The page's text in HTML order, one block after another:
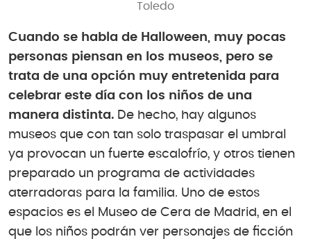
Toledo
Cuando se habla de Halloween, muy pocas
personas piensan en los museos, pero se
trata de una opción muy entretenida para
celebrar este día con los niños de una
manera distinta. De hecho, hay algunos
museos que con tan solo traspasar el umbral
ya provocan un fuerte escalofrío, y otros tienen
preparado un programa de actividades
aterradoras para la familia. Uno de estos
espacios es el Museo de Cera de Madrid, en el
que los niños podrán ver personajes de ficción